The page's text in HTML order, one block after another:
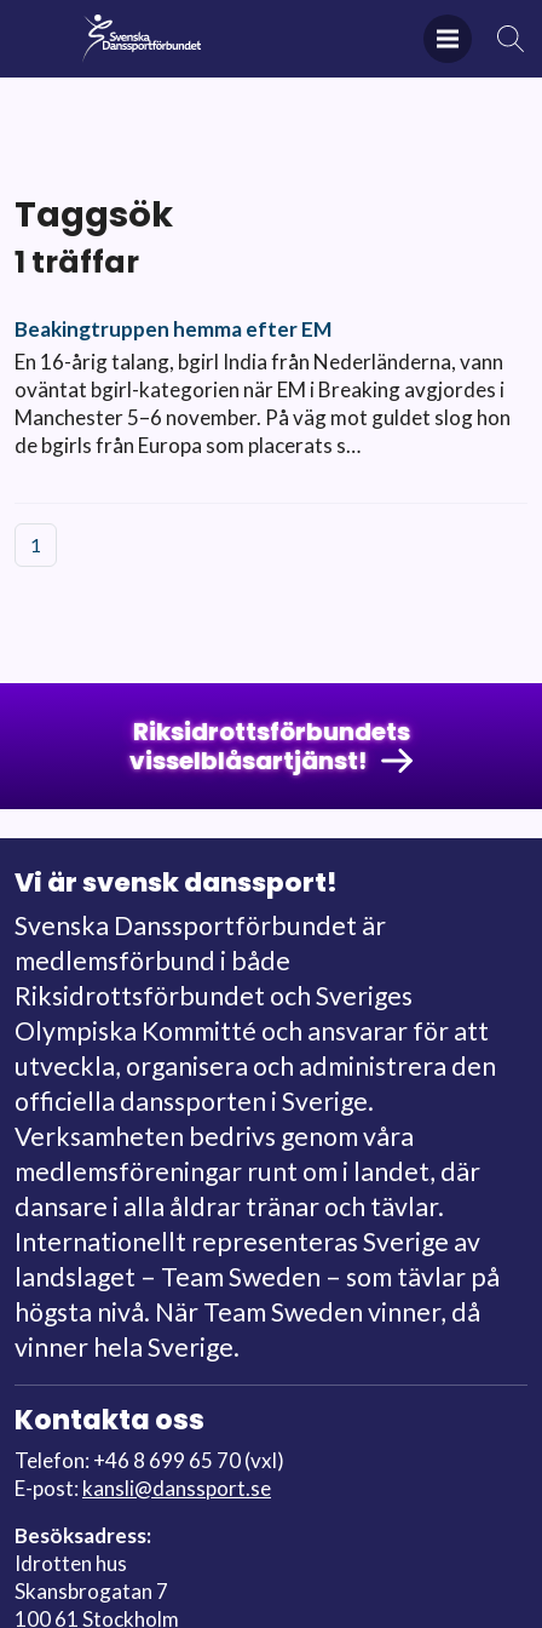
Taggsök
1 träffar
Beakingtruppen hemma efter EM
En 16-årig talang, bgirl India från Nederländerna, vann
oväntat bgirl-kategorien när EM i Breaking avgjordes i
Manchester 5–6 november. På väg mot guldet slog hon
de bgirls från Europa som placerats s…
1
Riksidrottsförbundets
visselblåsartjänst!
Vi är svensk danssport!
Svenska Danssportförbundet är
medlemsförbund i både
Riksidrottsförbundet och Sveriges
Olympiska Kommitté och ansvarar för att
utveckla, organisera och administrera den
officiella danssporten i Sverige.
Verksamheten bedrivs genom våra
medlemsföreningar runt om i landet, där
dansare i alla åldrar tränar och tävlar.
Internationellt representeras Sverige av
landslaget – Team Sweden – som tävlar på
högsta nivå. När Team Sweden vinner, då
vinner hela Sverige.
Kontakta oss
Telefon: +46 8 699 65 70 (vxl)
E-post: kansli@danssport.se
Besöksadress:
Idrotten hus
Skansbrogatan 7
100 61 Stockholm